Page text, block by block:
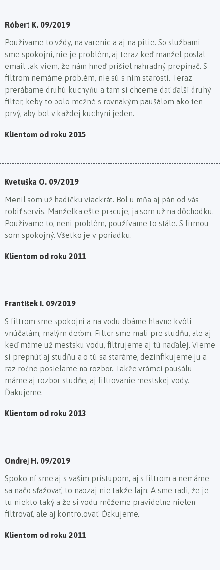
Róbert K. 09/2019
Používame to vždy, na varenie a aj na pitie. So službami
sme spokojní, nie je problém, aj teraz keď manžel poslal
email tak viem, že nám hneď prišiel nahradný prepínač. S
filtrom nemáme problém, nie sú s ním starosti. Teraz
prerábame druhú kuchyňu a tam si chceme dať ďalší druhý
filter, keby to bolo možné s rovnakým paušálom ako ten
prvý, aby bol v každej kuchyni jeden.
Klientom od roku 2015
Kvetuška O. 09/2019
Menil som už hadičku viackrát. Bol u mňa aj pán od vás
robiť servis. Manželka ešte pracuje, ja som už na dôchodku.
Používame to, neni problém, používame to stále. S firmou
som spokojný. Všetko je v poriadku.
Klientom od roku 2011
František I. 09/2019
S filtrom sme spokojní a na vodu dbáme hlavne kvôli
vnúčatám, malým deťom. Filter sme mali pre studňu, ale aj
keď máme už mestskú vodu, filtrujeme aj tú naďalej. Vieme
si prepnúť aj studňu a o tú sa staráme, dezinfikujeme ju a
raz ročne posielame na rozbor. Takže vrámci paušálu
máme aj rozbor studňe, aj filtrovanie mestskej vody.
Ďakujeme.
Klientom od roku 2013
Ondrej H. 09/2019
Spokojní sme aj s vašim prístupom, aj s filtrom a nemáme
sa načo sťažovať, to naozaj nie takže fajn. A sme radi, že je
tu niekto taký a že si vodu môžeme pravidelne nielen
filtrovať, ale aj kontrolovať. Ďakujeme.
Klientom od roku 2011